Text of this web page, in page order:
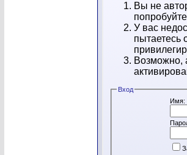
Вы не
У вас
пытаетесь
Возможно,
Вход
Имя: